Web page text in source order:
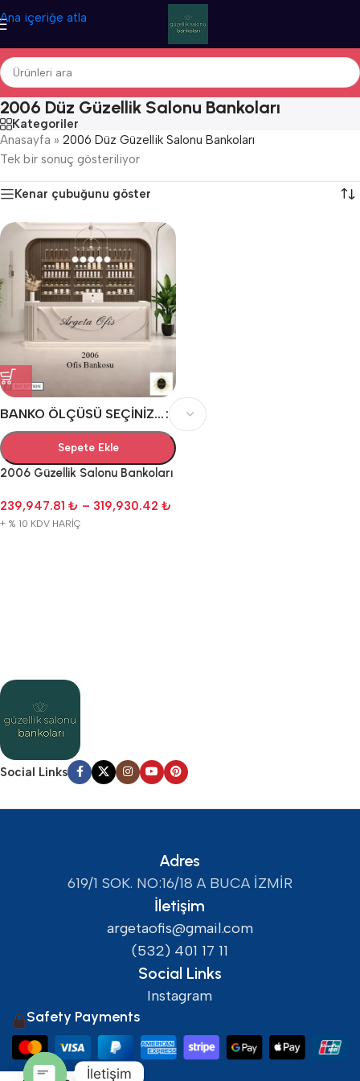
Ana içeriğe atla
2006 Düz Güzellik Salonu Bankoları
Kategoriler
Anasayfa » 2006 Düz Güzellik Salonu Bankoları
Tek bir sonuç gösteriliyor
Kenar çubuğunu göster
BANKO ÖLÇÜSÜ SEÇINIZ...
Sepete Ekle
2006 Güzellik Salonu Bankoları
239,947.81 ₺ – 319,930.42 ₺
+ % 10 KDV HARİÇ
Social Links
Adres
619/1 SOK. NO:16/18 A BUCA İZMİR
İletişim
argetaofis@gmail.com
(532) 401 17 11
Social Links
Instagram
Safety Payments
İletişim